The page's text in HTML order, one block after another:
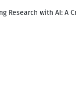
Research with AI: A